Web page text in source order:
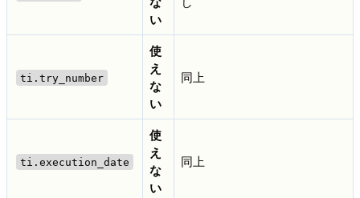
い
ti.try_number
使
え
な
い
同上
ti.execution_date
使
え
な
い
同上